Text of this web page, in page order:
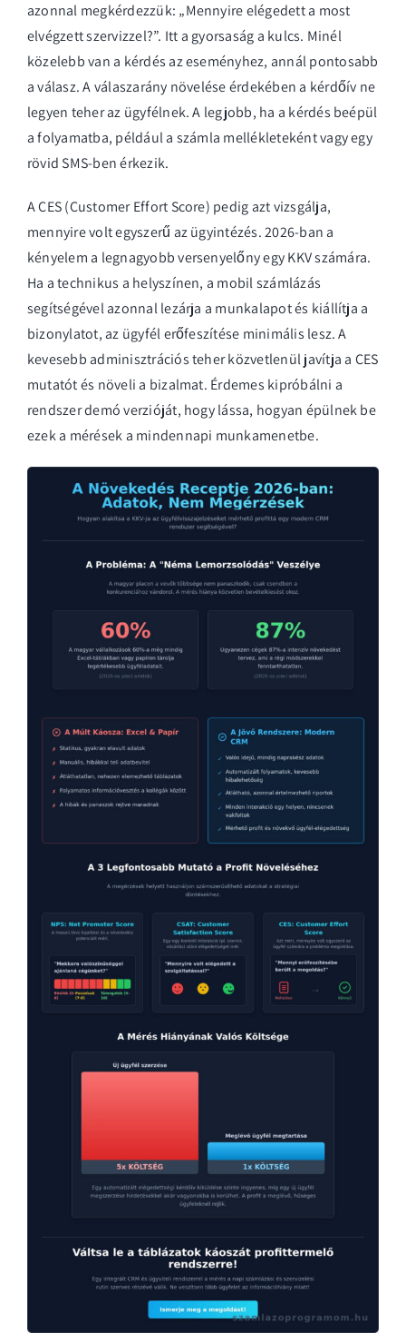
azonnal megkérdezzük: „Mennyire elégedett a most
elvégzett szervizzel?”. Itt a gyorsaság a kulcs. Minél
közelebb van a kérdés az eseményhez, annál pontosabb
a válasz. A válaszarány növelése érdekében a kérdőív ne
legyen teher az ügyfélnek. A legjobb, ha a kérdés beépül
a folyamatba, például a számla mellékleteként vagy egy
rövid SMS-ben érkezik.
A CES (Customer Effort Score) pedig azt vizsgálja,
mennyire volt egyszerű az ügyintézés. 2026-ban a
kényelem a legnagyobb versenyelőny egy KKV számára.
Ha a technikus a helyszínen, a mobil számlázás
segítségével azonnal lezárja a munkalapot és kiállítja a
bizonylatot, az ügyfél erőfeszítése minimális lesz. A
kevesebb adminisztrációs teher közvetlenül javítja a CES
mutatót és növeli a bizalmat. Érdemes kipróbálni a
rendszer demó verzióját, hogy lássa, hogyan épülnek be
ezek a mérések a mindennapi munkamenetbe.